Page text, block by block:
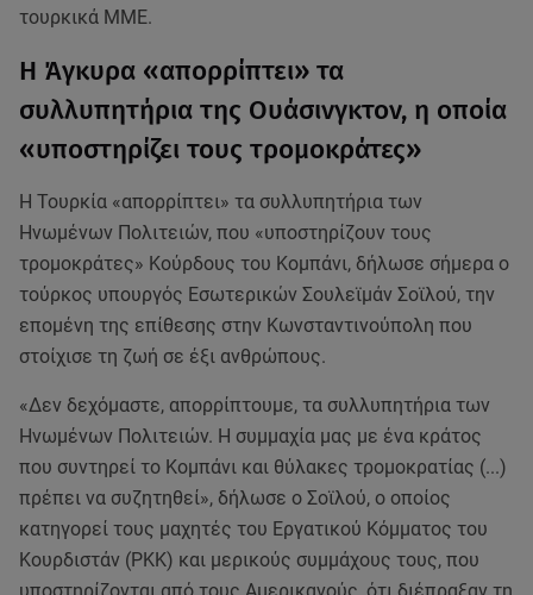
τουρκικά ΜΜΕ.
Η Άγκυρα «απορρίπτει» τα
συλλυπητήρια της Ουάσινγκτον, η οποία
«υποστηρίζει τους τρομοκράτες»
Η Τουρκία «απορρίπτει» τα συλλυπητήρια των
Ηνωμένων Πολιτειών, που «υποστηρίζουν τους
τρομοκράτες» Κούρδους του Κομπάνι, δήλωσε σήμερα ο
τούρκος υπουργός Εσωτερικών Σουλεϊμάν Σοϊλού, την
επομένη της επίθεσης στην Κωνσταντινούπολη που
στοίχισε τη ζωή σε έξι ανθρώπους.
«Δεν δεχόμαστε, απορρίπτουμε, τα συλλυπητήρια των
Ηνωμένων Πολιτειών. Η συμμαχία μας με ένα κράτος
που συντηρεί το Κομπάνι και θύλακες τρομοκρατίας (...)
πρέπει να συζητηθεί», δήλωσε ο Σοϊλού, ο οποίος
κατηγορεί τους μαχητές του Εργατικού Κόμματος του
Κουρδιστάν (PKK) και μερικούς συμμάχους τους, που